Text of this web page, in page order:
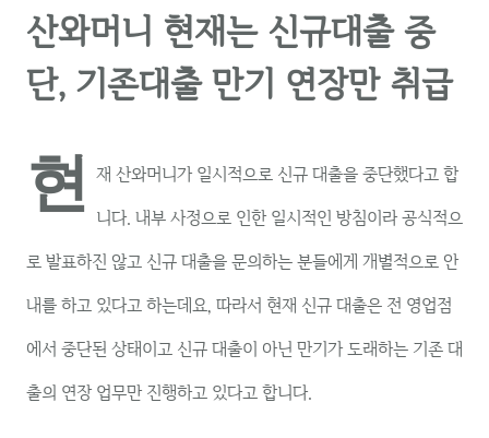
산와머니 현재는 신규대출 중
단, 기존대출 만기 연장만 취급
현 재 산와머니가 일시적으로 신규 대출을 중단했다고 합
니다. 내부 사정으로 인한 일시적인 방침이라 공식적으
로 발표하진 않고 신규 대출을 문의하는 분들에게 개별적으로 안
내를 하고 있다고 하는데요, 따라서 현재 신규 대출은 전 영업점
에서 중단된 상태이고 신규 대출이 아닌 만기가 도래하는 기존 대
출의 연장 업무만 진행하고 있다고 합니다.